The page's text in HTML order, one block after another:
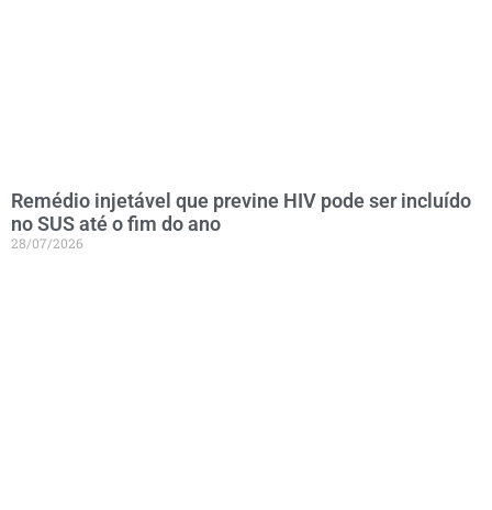
Remédio injetável que previne HIV pode ser incluído
no SUS até o fim do ano
28/07/2026